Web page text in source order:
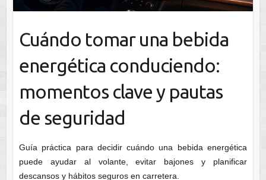
Cuándo tomar una bebida
energética conduciendo:
momentos clave y pautas
de seguridad
Guía práctica para decidir cuándo una bebida energética
puede ayudar al volante, evitar bajones y planificar
descansos y hábitos seguros en carretera.